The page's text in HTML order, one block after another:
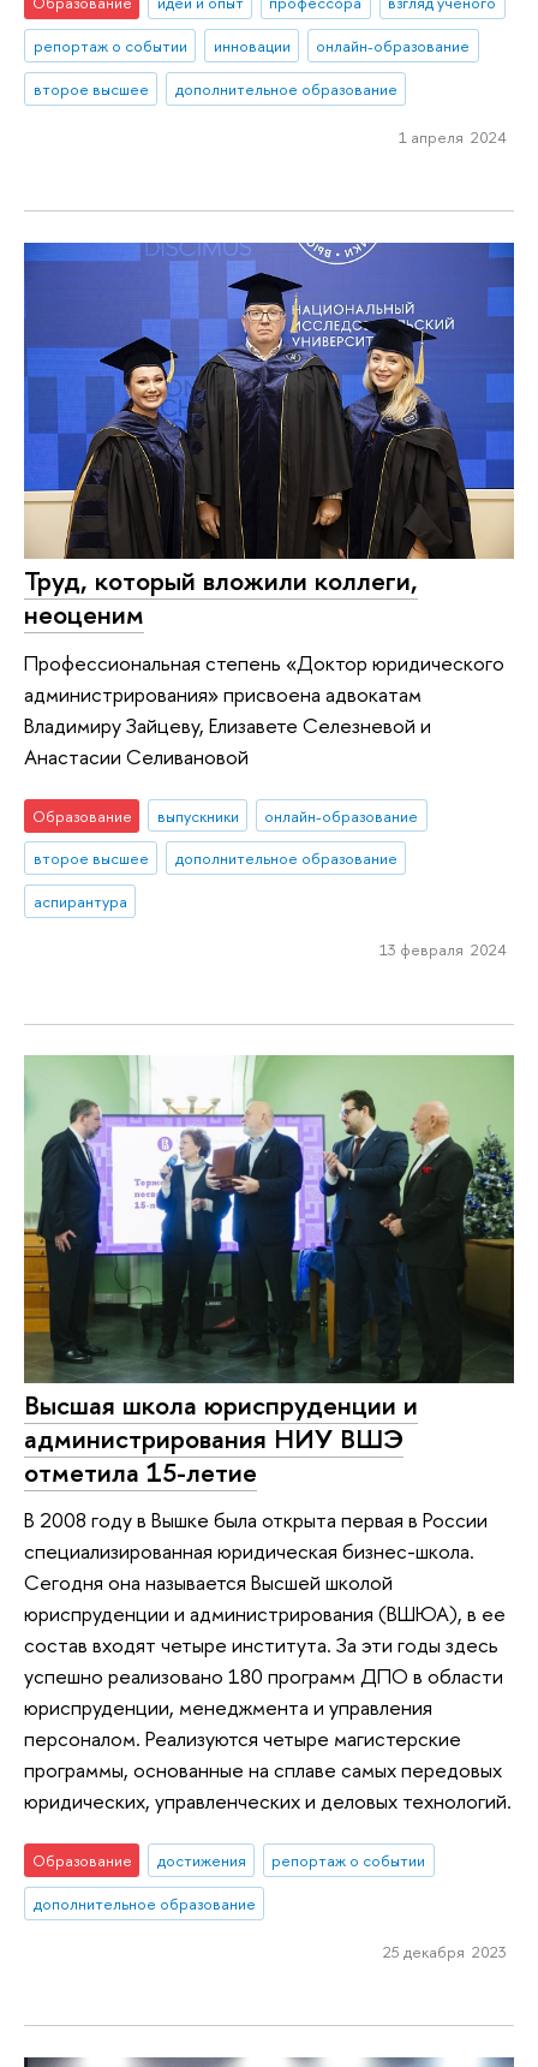
репортаж о событии
инновации
онлайн-образование
второе высшее
дополнительное образование
1 апреля 2024
Труд, который вложили коллеги,
неоценим
Профессиональная степень «Доктор юридического
администрирования» присвоена адвокатам
Владимиру Зайцеву, Елизавете Селезневой и
Анастасии Селивановой
Образование выпускники
онлайн-образование
второе высшее
дополнительное образование
аспирантура
13 февраля 2024
Высшая школа юриспруденции и
администрирования НИУ ВШЭ
отметила 15-летие
В 2008 году в Вышке была открыта первая в России
специализированная юридическая бизнес-школа.
Сегодня она называется Высшей школой
юриспруденции и администрирования (ВШЮА), в ее
состав входят четыре института. За эти годы здесь
успешно реализовано 180 программ ДПО в области
юриспруденции, менеджмента и управления
персоналом. Реализуются четыре магистерские
программы, основанные на сплаве самых передовых
юридических, управленческих и деловых технологий.
Образование достижения
репортаж о событии
дополнительное образование
25 декабря 2023